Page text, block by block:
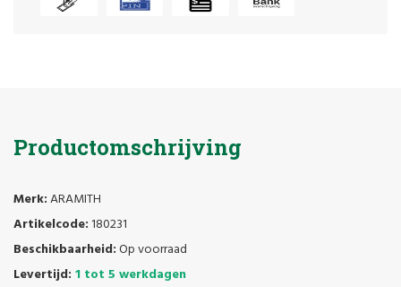
Productomschrijving
Merk:ARAMITH
Artikelcode: 180231
Beschikbaarheid:Op voorraad
Levertijd: 1 tot 5 werkdagen